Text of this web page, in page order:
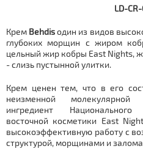
LD-
Крем Behdisодин из видов
глубоких морщин с жиром
цельный жир кобры East Nights,
- слизь пустынной улитки.
Крем ценен тем, что в его
неизменной молекулярной
ингредиент Национального
восточной косметики East
высокоэффективную работу с
структурой, морщинами и